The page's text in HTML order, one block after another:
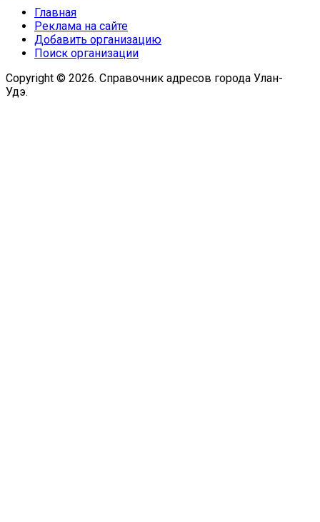
Главная
Реклама на сайте
Добавить организацию
Поиск организации
Copyright © 2026. Справочник адресов города Улан-
Удэ.